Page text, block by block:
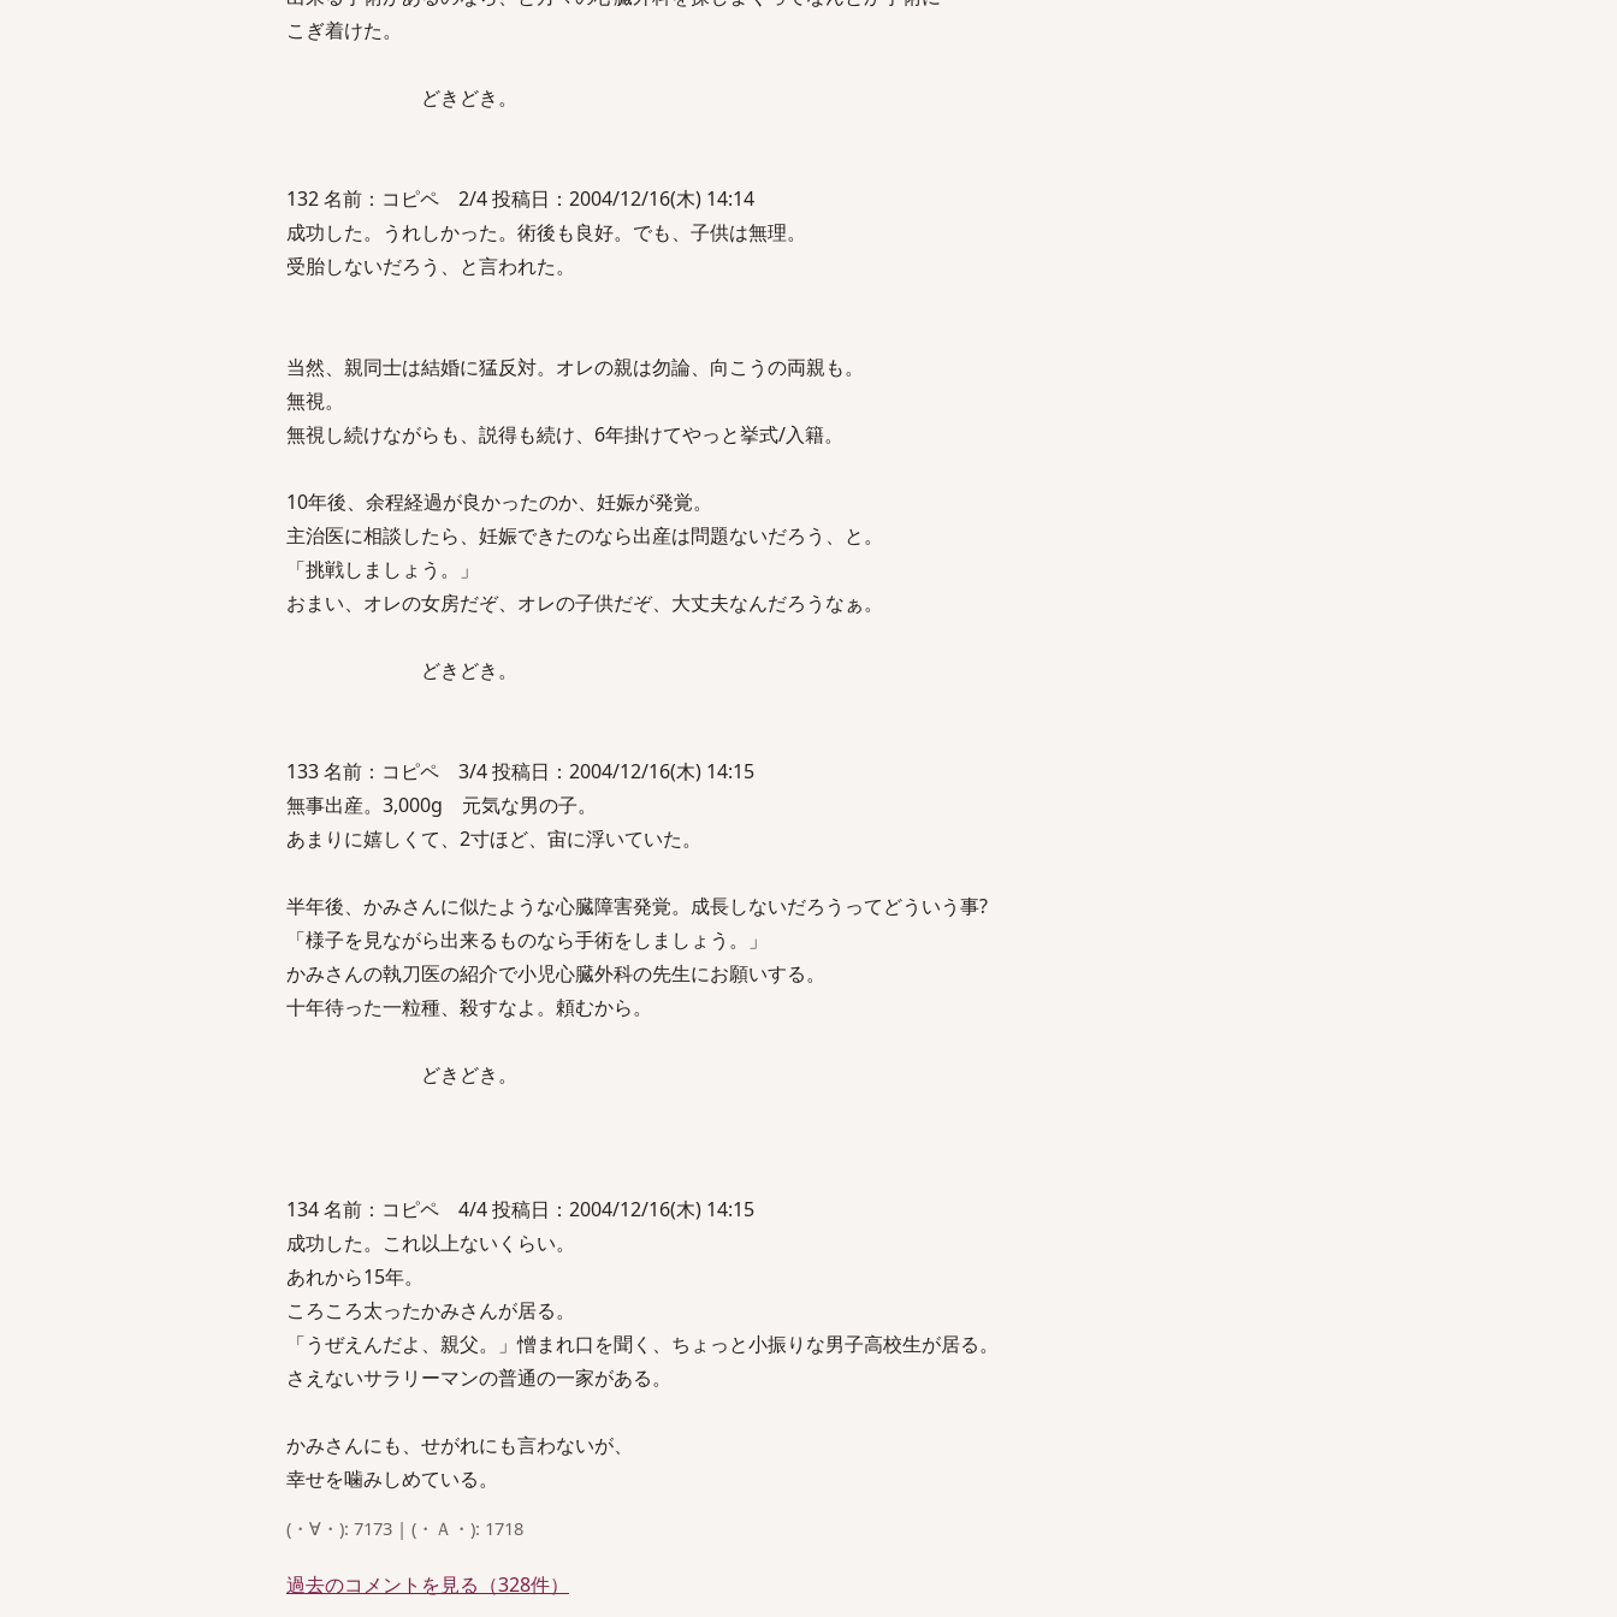
こぎ着けた。
どきどき。
132 名前：コピペ 2/4 投稿日：2004/12/16(木) 14:14
成功した。うれしかった。術後も良好。でも、子供は無理。
受胎しないだろう、と言われた。
当然、親同士は結婚に猛反対。オレの親は勿論、向こうの両親も。
無視。
無視し続けながらも、説得も続け、6年掛けてやっと挙式/入籍。
10年後、余程経過が良かったのか、妊娠が発覚。
主治医に相談したら、妊娠できたのなら出産は問題ないだろう、と。
「挑戦しましょう。」
おまい、オレの女房だぞ、オレの子供だぞ、大丈夫なんだろうなぁ。
どきどき。
133 名前：コピペ 3/4 投稿日：2004/12/16(木) 14:15
無事出産。3,000g 元気な男の子。
あまりに嬉しくて、2寸ほど、宙に浮いていた。
半年後、かみさんに似たような心臓障害発覚。成長しないだろうってどういう事?
「様子を見ながら出来るものなら手術をしましょう。」
かみさんの執刀医の紹介で小児心臓外科の先生にお願いする。
十年待った一粒種、殺すなよ。頼むから。
どきどき。
134 名前：コピペ 4/4 投稿日：2004/12/16(木) 14:15
成功した。これ以上ないくらい。
あれから15年。
ころころ太ったかみさんが居る。
「うぜえんだよ、親父。」憎まれ口を聞く、ちょっと小振りな男子高校生が居る。
さえないサラリーマンの普通の一家がある。
かみさんにも、せがれにも言わないが、
幸せを噛みしめている。
(・∀・): 7173 | (・Ａ・): 1718
過去のコメントを見る（328件）